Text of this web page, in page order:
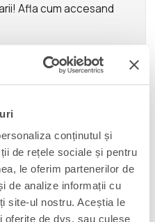
conținutul și
de rețele sociale și pentru
le oferim partenerilor de
de analize informații cu
site-ul nostru. Aceștia le
oferite de dvs. sau culese
Afla cum accesand
wrong hands! Kids and
and adventure of Indiana
Jones Adventure Series!
this series unearths
Jones devotees love. The
and roleplay items from the
of Indiana Jones.